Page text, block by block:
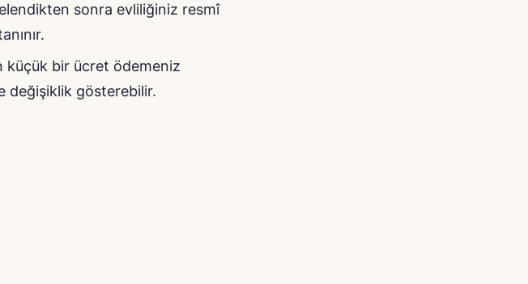
sonra evliliğiniz resmî
küçük bir ücret ödemeniz
değişiklik gösterebilir.